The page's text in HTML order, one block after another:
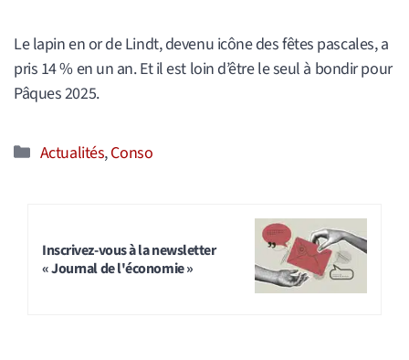
Le lapin en or de Lindt, devenu icône des fêtes pascales, a
pris 14 % en un an. Et il est loin d’être le seul à bondir pour
Pâques 2025.
Catégories
Actualités,Conso
Inscrivez-vous à la newsletter
« Journal de l'économie »